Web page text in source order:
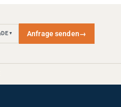
Anfrage senden